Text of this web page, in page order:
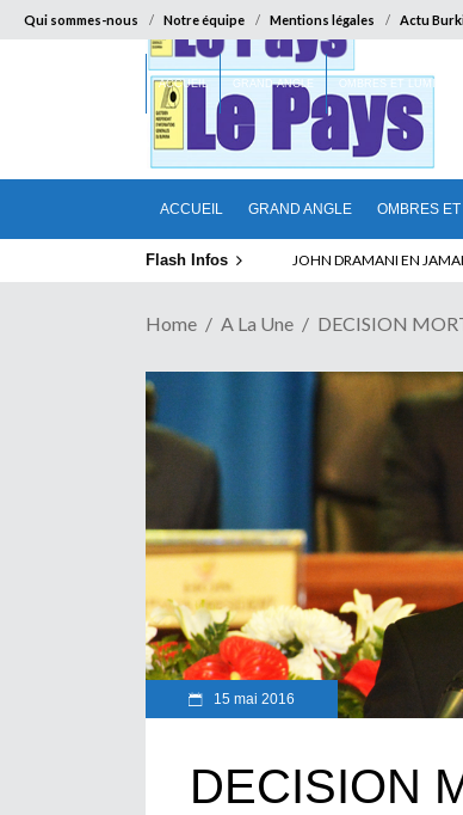
Qui sommes-nous Notre équipe Mentions légales Actu
ACCUEIL GRAND ANGLE OMBRES
ACCUEIL GRAND ANGLE OMBRES ET LUMIÈRES
Flash Infos ELECTION DE TALON A
Home A La Une DECISION
15 mai 2016
DECISION